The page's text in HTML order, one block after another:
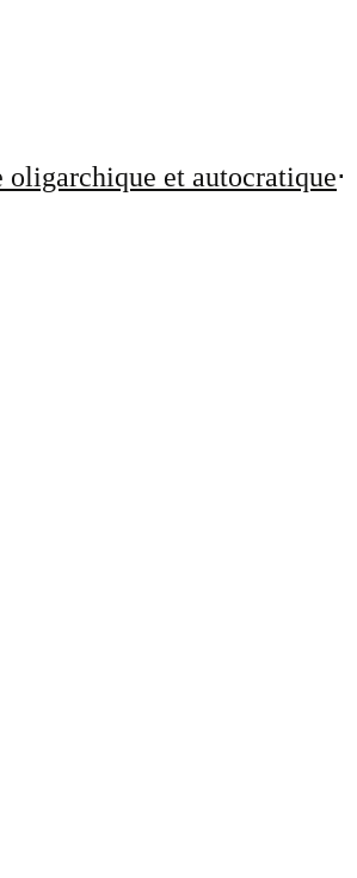
et autocratique